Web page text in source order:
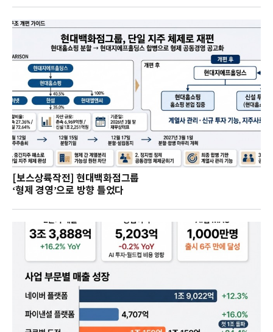
[보스상륙작전] 현대백화점그룹
‘형제 경영’으로 방향 틀었다